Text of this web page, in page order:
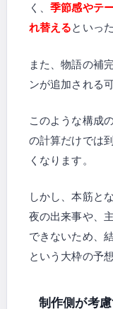
く、季節感やテ
れ替えるといっ
また、物語の補
ンが追加される
このような構成
の計算だけでは
くなります。
しかし、本筋と
夜の出来事や、
できないため、
という大枠の予
制作側が考